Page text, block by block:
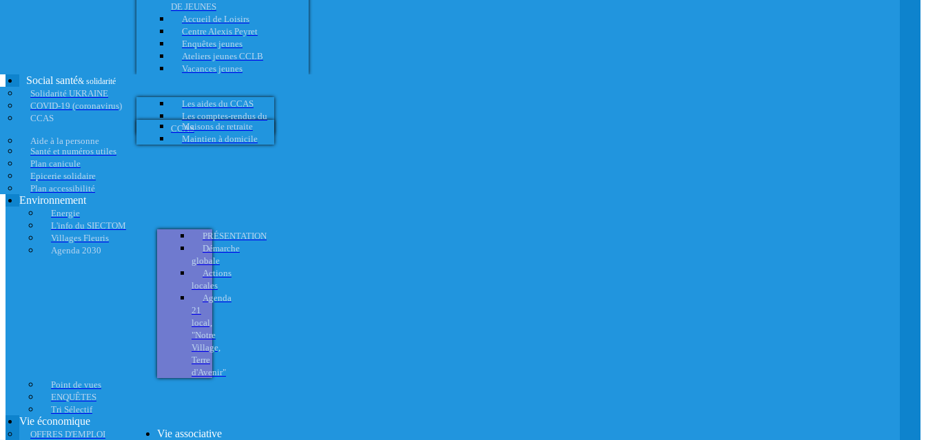
DE JEUNES
Accueil de Loisirs
Centre Alexis Peyret
Enquêtes jeunes
Ateliers jeunes CCLB
Vacances jeunes
Social santé& solidarité
Solidarité UKRAINE
COVID-19 (coronavirus)
CCAS
Les aides du CCAS
Les comptes-rendus du
CCAS
Aide à la personne
Maisons de retraite
Maintien à domicile
Santé et numéros utiles
Plan canicule
Epicerie solidaire
Plan accessibilité
Environnement
Energie
L'info du SIECTOM
Villages Fleuris
Agenda 2030
PRÉSENTATION
Démarche
globale
Actions
locales
Agenda
21
local,
"Notre
Village,
Terre
d'Avenir"
Point de vues
ENQUÊTES
Tri Sélectif
Vie économique
OFFRES D'EMPLOI
Vie associative